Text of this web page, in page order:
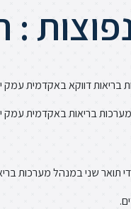
:
בריאות דווקא באקדמית עמק
בריאות באקדמית עמק
תואר שני במנהל מערכות